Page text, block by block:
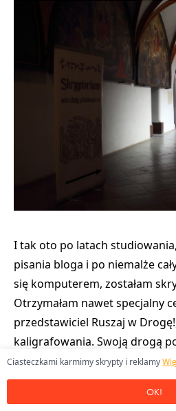
I tak oto po latach
pisania bloga i po niemalże
się komputerem, zostałam
Otrzymałam nawet specjalny
przedstawiciel Ruszaj w
kaligrafowania. Swoją drogą
nerwusom i osobom z
Ciasteczkami karmimy skrypty i reklamy
OK!